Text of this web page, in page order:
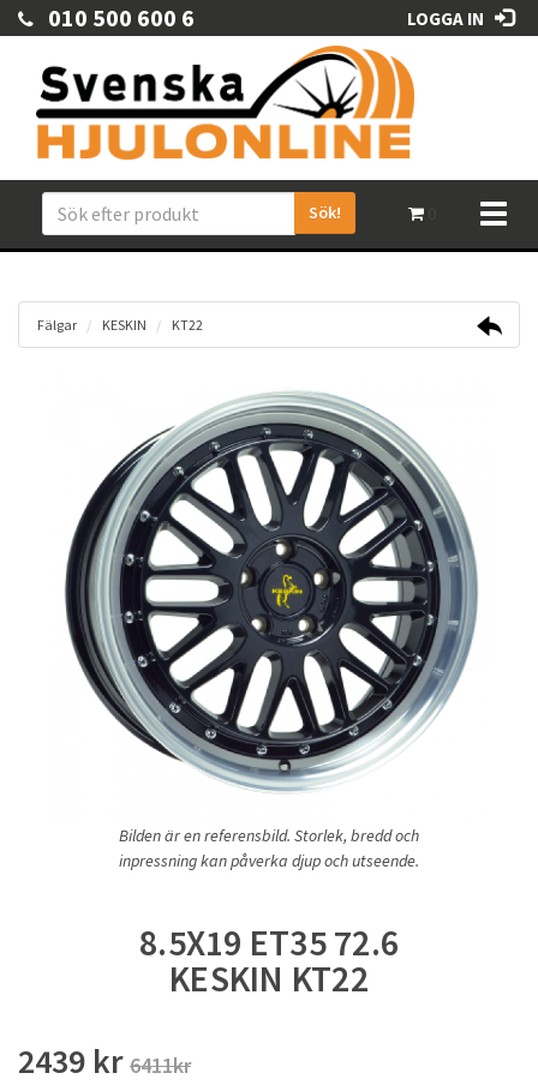
010 500 600 6 LOGGA IN
Sök!
Fälgar KESKIN KT22
Bilden är en referensbild. Storlek, bredd och
inpressning kan påverka djup och utseende.
8.5X19 ET35 72.6
KESKIN KT22
2439 kr 6411kr